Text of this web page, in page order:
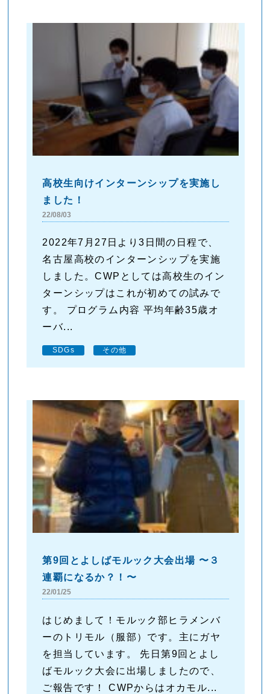
高校生向けインターンシップを実施し
ました！
22/08/03
2022年7月27日より3日間の日程で、
名古屋高校のインターンシップを実施
しました。CWPとしては高校生のイン
ターンシップはこれが初めての試みで
す。 プログラム内容 平均年齢35歳オ
ーバ...
SDGs その他
第9回とよしばモルック大会出場 〜３
連覇になるか？！〜
22/01/25
はじめまして！モルック部ヒラメンバ
ーのトリモル（服部）です。主にガヤ
を担当しています。 先日第9回とよし
ばモルック大会に出場しましたので、
ご報告です！ CWPからはオカモル...